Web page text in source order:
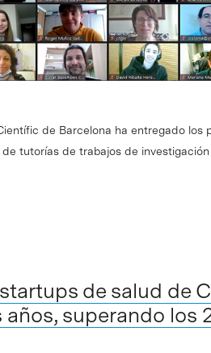
de Barcelona ha entregado los
tutorías de trabajos de
de salud de
superando los